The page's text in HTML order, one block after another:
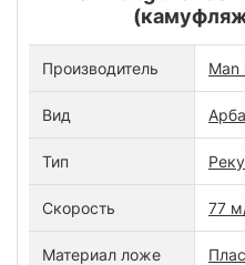
Производитель Man
Вид
Тип
Скорость 77
Материал ложе